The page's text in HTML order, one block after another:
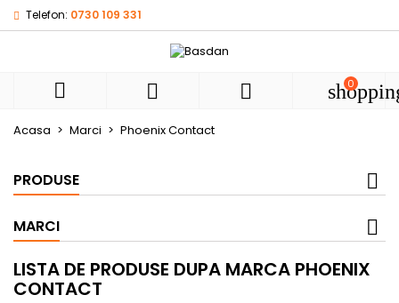
Telefon: 0730 109 331
   0
Acasa Marci Phoenix Contact
PRODUSE
MARCI
LISTA DE PRODUSE DUPA MARCA PHOENIX
CONTACT
My wishlists
Create new
((modalTitle))
((confirmMessage))
((cancelText))
((title))
((label))
((createText))
Autentificare
Ai nevoie sa fii autentificat pentru a salva produsele in
de dorinte.